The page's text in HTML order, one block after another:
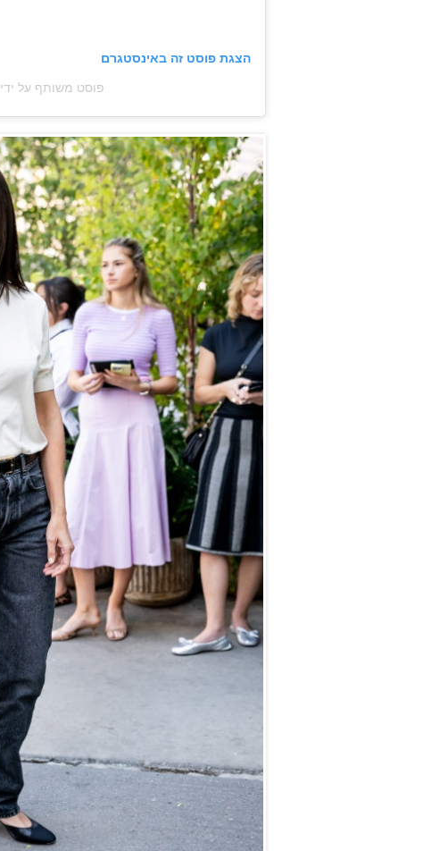
הצגת פוסט זה באינסטגרם
פוסט משותף על ידי ‏‎Just Jared‎‏ (@‏‎justjared‎‏)